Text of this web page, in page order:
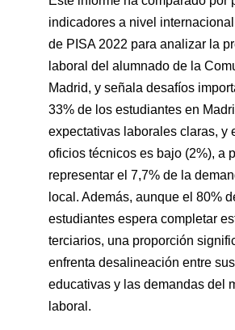
indicadores a nivel
de PISA 2022 para analizar la
laboral del alumnado de la
Madrid, y señala desafíos
33% de los estudiantes en
expectativas laborales claras, y
oficios técnicos es bajo (2%), a
representar el 7,7% de la
local. Además, aunque el 80%
estudiantes espera completar
terciarios, una proporción
enfrenta desalineación entre
educativas y las demandas del
laboral.